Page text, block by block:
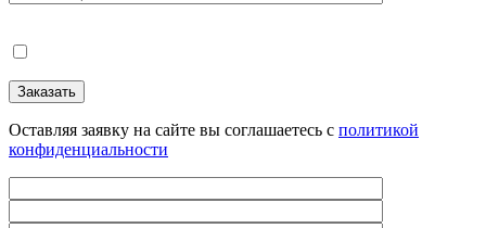
Оставляя заявку на сайте вы соглашаетесь с политикой
конфиденциальности